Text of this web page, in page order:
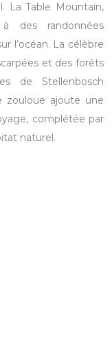
La Table Mountain,
des randonnées
l’océan. La célèbre
et des forêts
de Stellenbosch
zouloue ajoute une
complétée par
naturel.